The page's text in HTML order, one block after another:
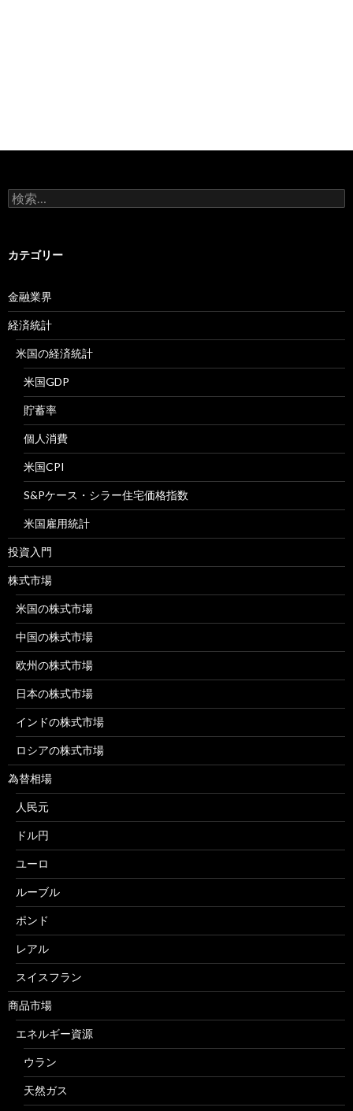
検
索:
カテゴリー
金融業界
経済統計
米国の経済統計
米国GDP
貯蓄率
個人消費
米国CPI
S&Pケース・シラー住宅価格指数
米国雇用統計
投資入門
株式市場
米国の株式市場
中国の株式市場
欧州の株式市場
日本の株式市場
インドの株式市場
ロシアの株式市場
為替相場
人民元
ドル円
ユーロ
ルーブル
ポンド
レアル
スイスフラン
商品市場
エネルギー資源
ウラン
天然ガス